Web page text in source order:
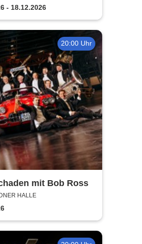
- 18.12.2026
20:00 Uhr
mit Bob Ross
HALLE